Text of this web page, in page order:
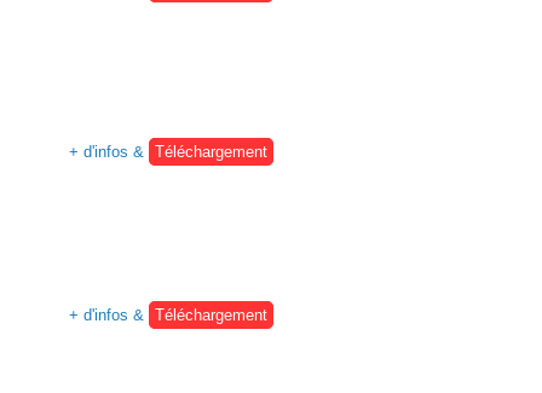
+ d'infos & Téléchargement
+ d'infos & Téléchargement